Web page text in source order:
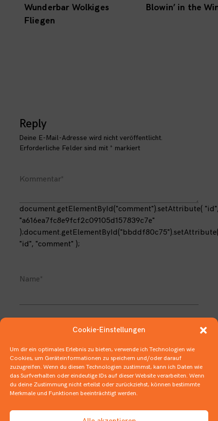
Cookie-Einstellungen
Um dir ein optimales Erlebnis zu bieten, verwende ich Technologien wie
Cookies, um Geräteinformationen zu speichern und/oder darauf
zuzugreifen. Wenn du diesen Technologien zustimmst, kann ich Daten wie
das Surfverhalten oder eindeutige IDs auf dieser Website verarbeiten. Wenn
du deine Zustimmung nicht erteilst oder zurückziehst, können bestimmte
Merkmale und Funktionen beeinträchtigt werden.
Wunderbar Wolkiges
Fliegen
Blowin’ in the
Reply
Deine E-Mail-Adresse wird nicht veröffentlicht.
Erforderliche Felder sind mit * markiert
Kommentar*
Name*
E-Mail-Adresse*
Website